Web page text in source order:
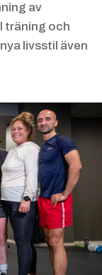
av
träning och
livsstil även